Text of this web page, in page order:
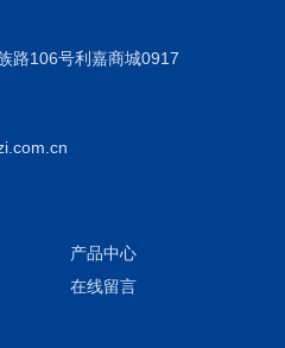
路106号利嘉商城0917
产品中心
在线留言